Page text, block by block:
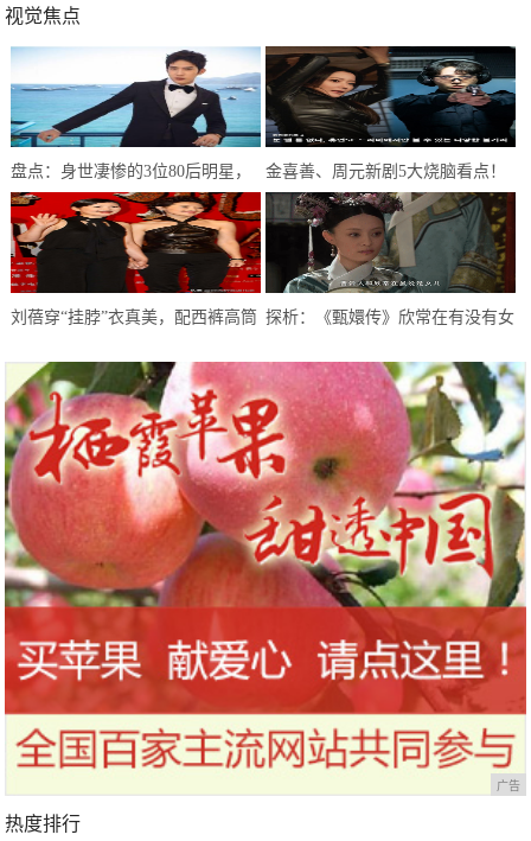
视觉焦点
盘点：身世凄惨的3位80后明星，
个个在逆境中闪闪发光
金喜善、周元新剧5大烧脑看点！
被封2020最精彩的穿越韩剧
刘蓓穿“挂脖”衣真美，配西裤高筒 探析：《甄嬛传》欣常在有没有女
广告
热度排行